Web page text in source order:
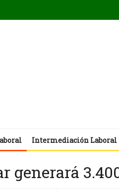
Intermediación Laboral
generará